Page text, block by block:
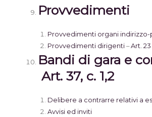
Provvedimenti
Provvedimenti organi
Provvedimenti dirigenti–Art. 23
Bandi di gara e
Art. 37, c. 1,2
Delibere a contrarre relativi a
Avvisi ed inviti